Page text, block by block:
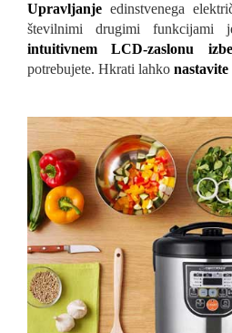
Upravljanje edinstvenega
številnimi drugimi funkcijami
intuitivnem LCD-zaslonu
potrebujete. Hkrati lahko